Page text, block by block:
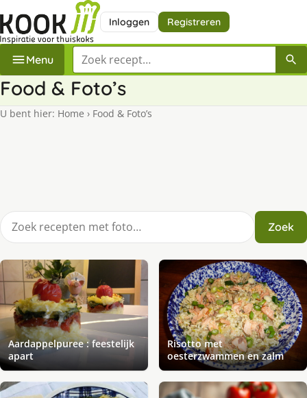
Inloggen Registreren
Menu Zoek een recept
Food & Foto’s
U bent hier: Home › Food & Foto’s
Zoek
Aardappelpuree : feestelijk
apart
Risotto met
oesterzwammen en zalm